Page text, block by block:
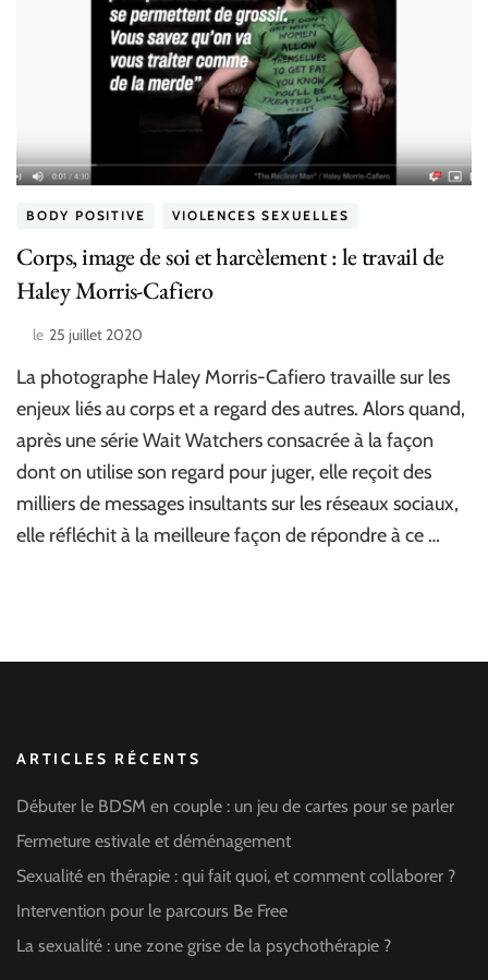
BODY POSITIVE VIOLENCES SEXUELLES
Corps, image de soi et harcèlement : le travail de
Haley Morris-Cafiero
le 25 juillet 2020
La photographe Haley Morris-Cafiero travaille sur les
enjeux liés au corps et a regard des autres. Alors quand,
après une série Wait Watchers consacrée à la façon
dont on utilise son regard pour juger, elle reçoit des
milliers de messages insultants sur les réseaux sociaux,
elle réfléchit à la meilleure façon de répondre à ce …
ARTICLES RÉCENTS
Débuter le BDSM en couple : un jeu de cartes pour se parler
Fermeture estivale et déménagement
Sexualité en thérapie : qui fait quoi, et comment collaborer ?
Intervention pour le parcours Be Free
La sexualité : une zone grise de la psychothérapie ?